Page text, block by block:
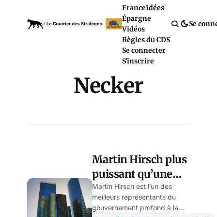
FranceIdées
Épargne
Vidéos
Règles du CDS
Se connecter
S'inscrire
Se
Necker
Martin Hirsch plus
puissant qu’une
ministre de la
République ?
Martin Hirsch est l’un des
meilleurs représentants du
gouvernement profond à la